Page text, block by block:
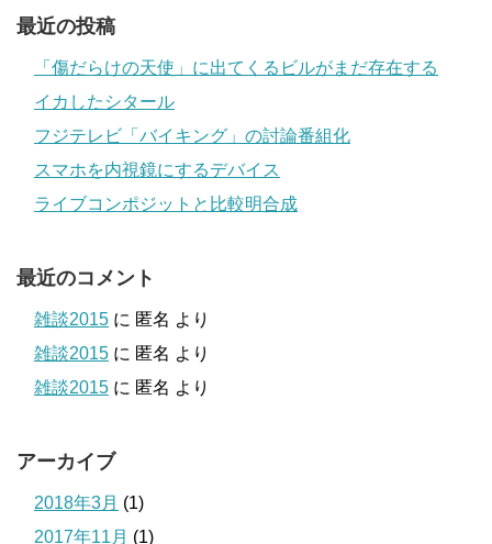
最近の投稿
「傷だらけの天使」に出てくるビルがまだ存在する
イカしたシタール
フジテレビ「バイキング」の討論番組化
スマホを内視鏡にするデバイス
ライブコンポジットと比較明合成
最近のコメント
雑談2015 に 匿名 より
雑談2015 に 匿名 より
雑談2015 に 匿名 より
アーカイブ
2018年3月 (1)
2017年11月 (1)